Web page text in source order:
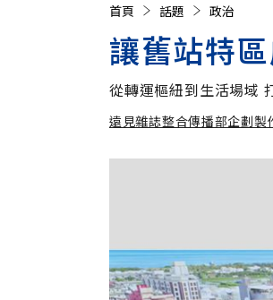
首頁 話題 政治
讓舊站特
從轉運樞紐到生活場域
遠見雜誌整合傳播部企劃製